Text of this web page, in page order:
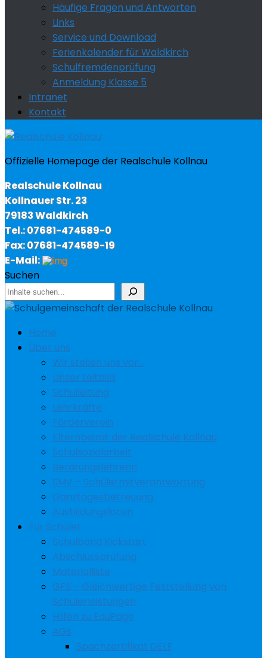
Häufige Fragen und Antworten
Links
Service und Download
Ferienkalender für Waldkirch
Schulfremdenprüfung
Anmeldung Klasse 5
Intranet
Kontakt
Offizielle Homepage der Realschule Kollnau
Realschule Kollnau
Kollnauer Str. 23
79183 Waldkirch
Tel.: 07681-474589-0
Fax: 07681-474589-19
E-Mail:
Suchen
Home
Über uns
Wir stellen uns vor…
Unser Leitbild
Schulleitung
Lehrkräfte
Förderverein
Elternbeirat der Realschule Kollnau
Schulsozialarbeit
Beratungslehrerin
SMV – Schülermitverantwortung
Ganztagesbetreuung
Ausbildungslotsin
Für Schüler
Schulband Kickstart
Abschlussprüfung
Materialliste
GFS – Gleichwertige Feststellung von
Schülerleistungen
Hilfen zu EduPage
AGs
Spachzertifikat DELF